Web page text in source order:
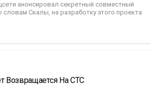
анонсировал секретный совместный
Скалы, на разработку этого проекта
Возвращается На СТС